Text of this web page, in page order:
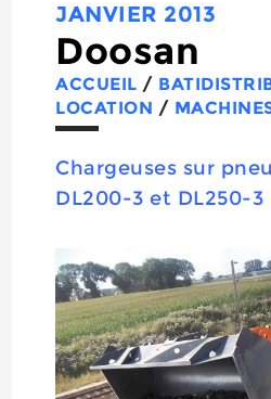
JANVIER 2013
Doosan
ACCUEIL /
LOCATION /
Chargeuses sur
DL200-3 et DL250-3